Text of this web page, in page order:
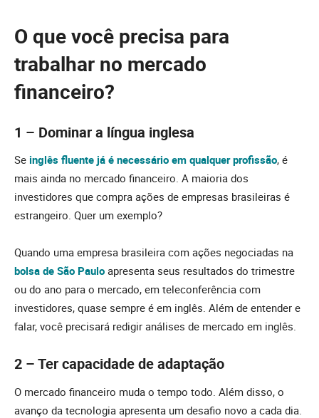
O que você precisa para
trabalhar no mercado
financeiro?
1 – Dominar a língua inglesa
Se inglês fluente já é necessário em qualquer profissão, é
mais ainda no mercado financeiro. A maioria dos
investidores que compra ações de empresas brasileiras é
estrangeiro. Quer um exemplo?
Quando uma empresa brasileira com ações negociadas na
bolsa de São Paulo apresenta seus resultados do trimestre
ou do ano para o mercado, em teleconferência com
investidores, quase sempre é em inglês. Além de entender e
falar, você precisará redigir análises de mercado em inglês.
2 – Ter capacidade de adaptação
O mercado financeiro muda o tempo todo. Além disso, o
avanço da tecnologia apresenta um desafio novo a cada dia.